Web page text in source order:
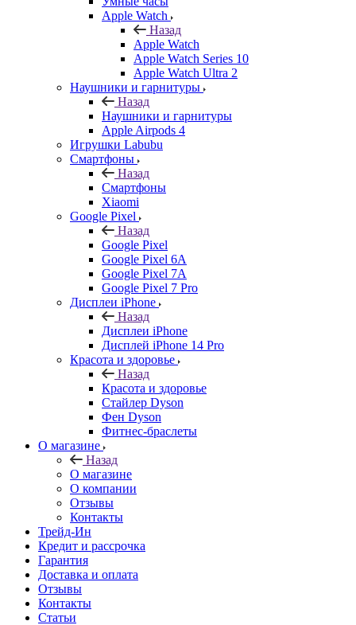
Apple Watch
Назад
Apple Watch
Apple Watch Series 10
Apple Watch Ultra 2
Наушники и гарнитуры
Назад
Наушники и гарнитуры
Apple Airpods 4
Игрушки Labubu
Смартфоны
Назад
Смартфоны
Xiaomi
Google Pixel
Назад
Google Pixel
Google Pixel 6A
Google Pixel 7А
Google Pixel 7 Pro
Дисплеи iPhone
Назад
Дисплеи iPhone
Дисплей iPhone 14 Pro
Красота и здоровье
Назад
Красота и здоровье
Стайлер Dyson
Фен Dyson
Фитнес-браслеты
О магазине
Назад
О магазине
О компании
Отзывы
Контакты
Трейд-Ин
Кредит и рассрочка
Гарантия
Доставка и оплата
Отзывы
Контакты
Статьи